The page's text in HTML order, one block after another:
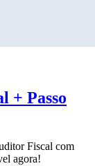
+ Passo
Fiscal com
agora!